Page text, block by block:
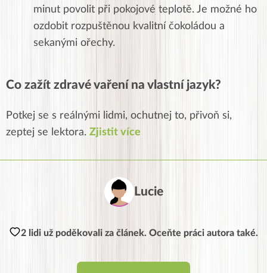
minut povolit při pokojové teplotě. Je možné ho
ozdobit rozpuštěnou kvalitní čokoládou a
sekanými ořechy.
Co zažít zdravé vaření na vlastní jazyk?
Potkej se s reálnými lidmi, ochutnej to, přivoň si,
zeptej se lektora. Zjistit více
Lucie
2 lidi už poděkovali za článek. Oceňte práci autora také.